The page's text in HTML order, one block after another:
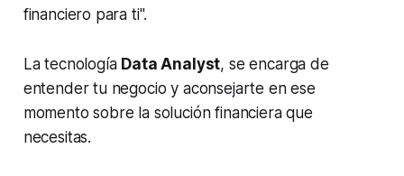
financiero para ti".
La tecnología Data Analyst, se encarga de
entender tu negocio y aconsejarte en ese
momento sobre la solución financiera que
necesitas.